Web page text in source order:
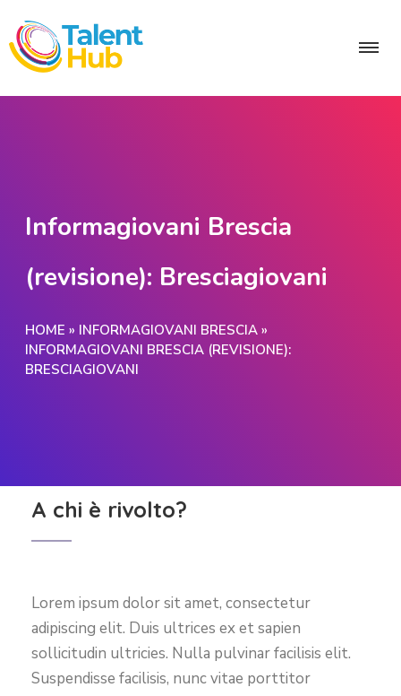
Informagiovani Brescia
(revisione): Bresciagiovani
HOME » INFORMAGIOVANI BRESCIA»
INFORMAGIOVANI BRESCIA (REVISIONE):
BRESCIAGIOVANI
A chi è rivolto?
Lorem ipsum dolor sit amet, consectetur
adipiscing elit. Duis ultrices ex et sapien
sollicitudin ultricies. Nulla pulvinar facilisis elit.
Suspendisse facilisis, nunc vitae porttitor